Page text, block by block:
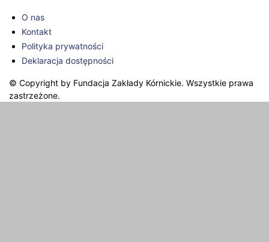
O nas
Kontakt
Polityka prywatności
Deklaracja dostępności
© Copyright by Fundacja Zakłady Kórnickie. Wszystkie prawa
zastrzeżone.